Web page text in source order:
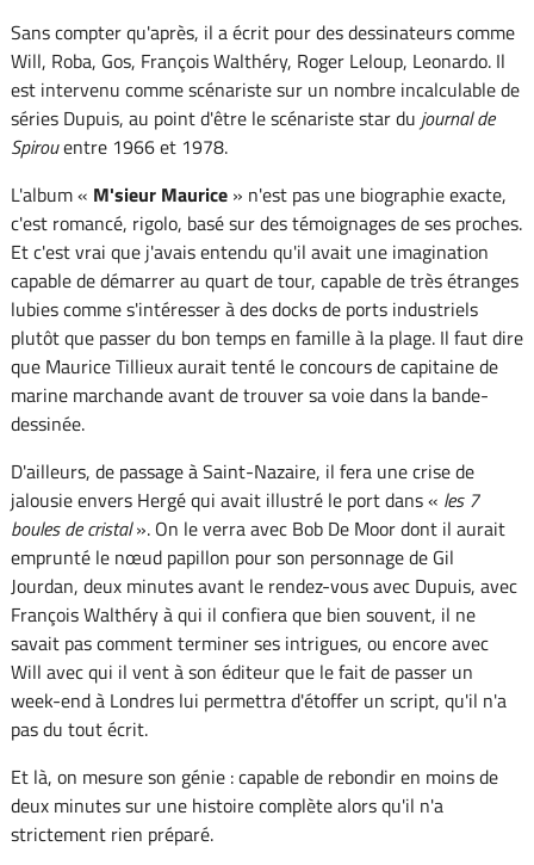
Sans compter qu'après, il a écrit pour des dessinateurs comme
Will, Roba, Gos, François Walthéry, Roger Leloup, Leonardo. Il
est intervenu comme scénariste sur un nombre incalculable de
séries Dupuis, au point d'être le scénariste star du journal de
Spirouentre 1966 et 1978.
L'album « M'sieur Maurice» n'est pas une biographie exacte,
c'est romancé, rigolo, basé sur des témoignages de ses proches.
Et c'est vrai que j'avais entendu qu'il avait une imagination
capable de démarrer au quart de tour, capable de très étranges
lubies comme s'intéresser à des docks de ports industriels
plutôt que passer du bon temps en famille à la plage. Il faut dire
que Maurice Tillieux aurait tenté le concours de capitaine de
marine marchande avant de trouver sa voie dans la bande-
dessinée.
D'ailleurs, de passage à Saint-Nazaire, il fera une crise de
jalousie envers Hergé qui avait illustré le port dans « les 7
boules de cristal». On le verra avec Bob De Moor dont il aurait
emprunté le nœud papillon pour son personnage de Gil
Jourdan, deux minutes avant le rendez-vous avec Dupuis, avec
François Walthéry à qui il confiera que bien souvent, il ne
savait pas comment terminer ses intrigues, ou encore avec
Will avec qui il vent à son éditeur que le fait de passer un
week-end à Londres lui permettra d'étoffer un script, qu'il n'a
pas du tout écrit.
Et là, on mesure son génie : capable de rebondir en moins de
deux minutes sur une histoire complète alors qu'il n'a
strictement rien préparé.